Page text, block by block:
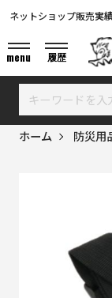
ネットショップ販売実
menu 履歴
ホーム 防災用